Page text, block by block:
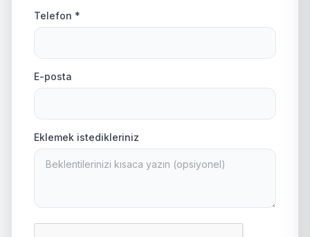
Telefon *
E-posta
Eklemek istedikleriniz